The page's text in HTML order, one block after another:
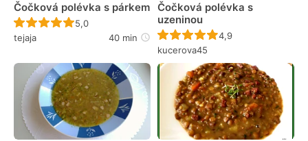
Čočková polévka s párkem
Recept ještě nebyl hodnocen
5,0
tejaja
40 min
Čočková polévka s
uzeninou
Recept ještě nebyl
4,9
kucerova45